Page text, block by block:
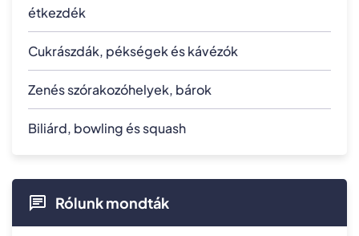
étkezdék
Cukrászdák, pékségek és kávézók
Zenés szórakozóhelyek, bárok
Biliárd, bowling és squash
Rólunk mondták